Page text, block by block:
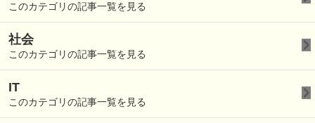
このカテゴリの記事一覧を見る
社会
このカテゴリの記事一覧を見る
IT
このカテゴリの記事一覧を見る